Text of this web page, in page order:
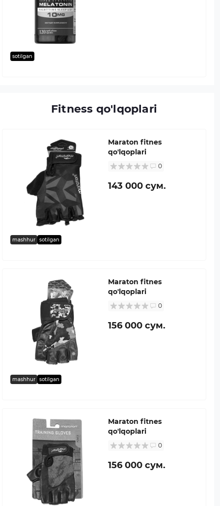
sotilgan
Fitness qo'lqoplari
mashhur sotilgan
Maraton fitnes
qo'lqoplari
0
143 000 сум.
mashhur sotilgan
Maraton fitnes
qo'lqoplari
0
156 000 сум.
Maraton fitnes
qo'lqoplari
0
156 000 сум.